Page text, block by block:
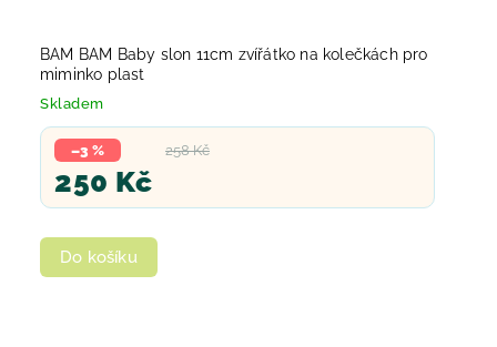
BAM BAM Baby slon 11cm zvířátko na kolečkách pro
miminko plast
Skladem
258 Kč
–3 %
250 Kč
Do košíku